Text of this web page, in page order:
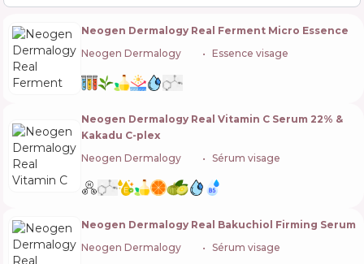
Neogen Dermalogy Real Ferment Micro Essence
Neogen Dermalogy
Essence visage
Neogen Dermalogy Real Vitamin C Serum 22% &
Kakadu C-plex
Neogen Dermalogy
Sérum visage
Neogen Dermalogy Real Bakuchiol Firming Serum
Neogen Dermalogy
Sérum visage